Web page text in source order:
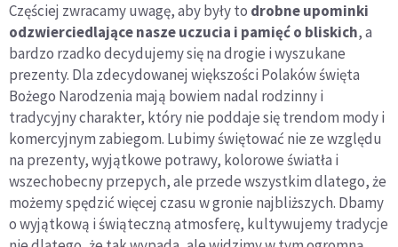
Częściej zwracamy uwagę, aby były to drobne upominki
odzwierciedlające nasze uczucia i pamięć o bliskich, a
bardzo rzadko decydujemy się na drogie i wyszukane
prezenty. Dla zdecydowanej większości Polaków święta
Bożego Narodzenia mają bowiem nadal rodzinny i
tradycyjny charakter, który nie poddaje się trendom mody i
komercyjnym zabiegom. Lubimy świętować nie ze względu
na prezenty, wyjątkowe potrawy, kolorowe światła i
wszechobecny przepych, ale przede wszystkim dlatego, że
możemy spędzić więcej czasu w gronie najbliższych. Dbamy
o wyjątkową i świąteczną atmosferę, kultywujemy tradycje